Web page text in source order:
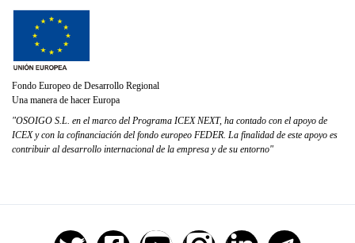
Fondo Europeo de Desarrollo Regional
Una manera de hacer Europa
"OSOIGO S.L. en el marco del Programa ICEX NEXT, ha contado con el apoyo de
ICEX y con la cofinanciación del fondo europeo FEDER. La finalidad de este apoyo es
contribuir al desarrollo internacional de la empresa y de su entorno"